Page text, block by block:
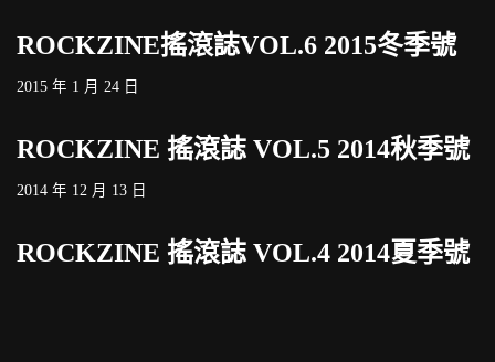
ROCKZINE搖滾誌VOL.6 2015冬季號
2015 年 1 月 24 日
ROCKZINE 搖滾誌 VOL.5 2014秋季號
2014 年 12 月 13 日
ROCKZINE 搖滾誌 VOL.4 2014夏季號